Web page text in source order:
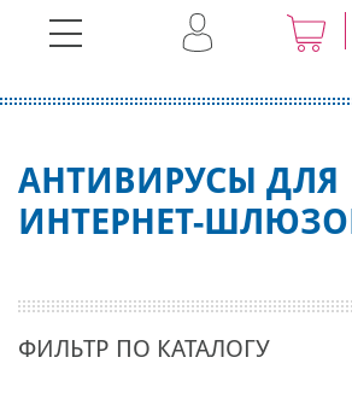
АНТИВИРУСЫ ДЛЯ
ИНТЕРНЕТ-
ФИЛЬТР ПО КАТАЛОГУ